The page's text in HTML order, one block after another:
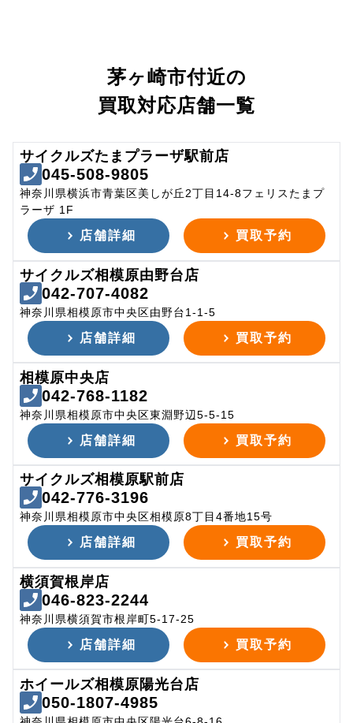
茅ヶ崎市付近の
買取対応店舗一覧
サイクルズたまプラーザ駅前店
045-508-9805
神奈川県横浜市青葉区美しが丘2丁目14-8フェリスたまプ
ラーザ 1F
店舗詳細 買取予約
サイクルズ相模原由野台店
042-707-4082
神奈川県相模原市中央区由野台1-1-5
店舗詳細 買取予約
相模原中央店
042-768-1182
神奈川県相模原市中央区東淵野辺5-5-15
店舗詳細 買取予約
サイクルズ相模原駅前店
042-776-3196
神奈川県相模原市中央区相模原8丁目4番地15号
店舗詳細 買取予約
横須賀根岸店
046-823-2244
神奈川県横須賀市根岸町5-17-25
店舗詳細 買取予約
ホイールズ相模原陽光台店
050-1807-4985